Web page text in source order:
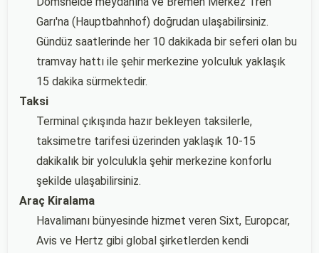
Garı'na (Hauptbahnhof) doğrudan ulaşabilirsiniz.
Gündüz saatlerinde her 10 dakikada bir seferi olan bu
tramvay hattı ile şehir merkezine yolculuk yaklaşık
15 dakika sürmektedir.
Taksi
Terminal çıkışında hazır bekleyen taksilerle,
taksimetre tarifesi üzerinden yaklaşık 10-15
dakikalık bir yolculukla şehir merkezine konforlu
şekilde ulaşabilirsiniz.
Araç Kiralama
Havalimanı bünyesinde hizmet veren Sixt, Europcar,
Avis ve Hertz gibi global şirketlerden kendi